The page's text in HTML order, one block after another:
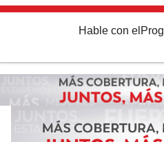
Hable con el